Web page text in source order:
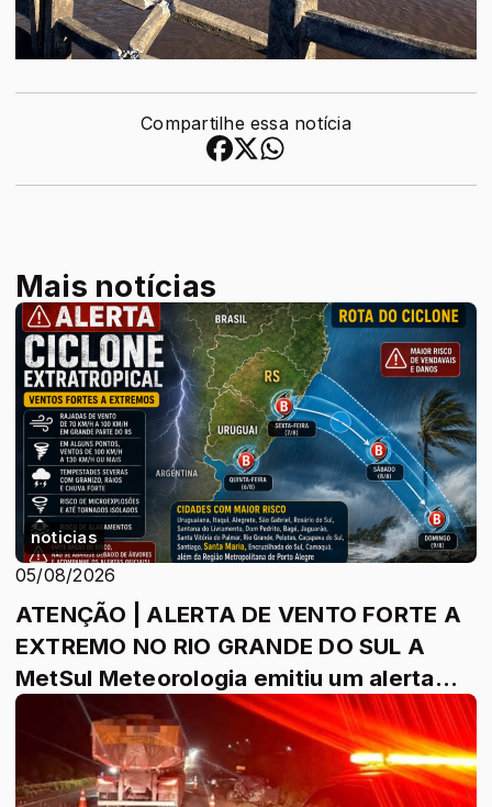
Compartilhe essa notícia
Mais notícias
noticias
05/08/2026
ATENÇÃO | ALERTA DE VENTO FORTE A
EXTREMO NO RIO GRANDE DO SUL A
MetSul Meteorologia emitiu um alerta
para um episód...